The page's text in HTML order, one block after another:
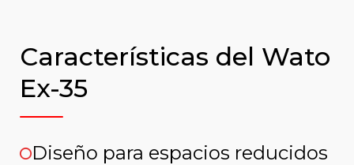
Características del Wato
Ex-35
Diseño para espacios reducidos